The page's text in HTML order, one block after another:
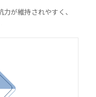
が維持されやすく、